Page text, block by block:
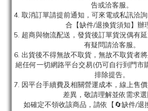
告或洽客服。
4. 取消訂單請提前通知，可來電或私訊洽
合【缺件/退換貨須知】辦
5. 超商與物流配送，發貨後訂單貨況偶有
有疑問請洽客服。
6. 出貨後不得無故不取貨，無故不取貨者
絕任何一切網路平台交易(仍可自行到門市
排除提告。
7. 因平台手續費及相關營運成本，線上售
差異，敬請理解並依需求選
如確定不領收該商品，請依【🔄缺件/退